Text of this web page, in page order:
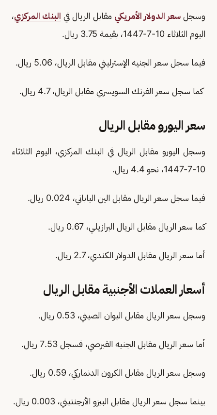
وسجلسعر الدولار الأمريكي مقابل الريال في البنك المركزي،
اليوم الثلاثاء 10-7-1447، بقيمة 3.75 ريال.
فيما سجل سعر الجنيه الإسترليني مقابل الريال، 5.06 ريال.
كما سجل سعر الفرنك السويسري مقابل الريال، 4.7 ريال.
سعر اليورو مقابل الريال
وسجل اليورو مقابل الريال في البنك المركزي، اليوم الثلاثاء
10-7-1447، نحو 4.4 ريال.
فيما سجل سعر الريال مقابل الين الياباني، 0.024 ريال.
كما سعر الريال مقابل الريال البرازيلي، 0.67 ريال.
أما سعر الريال مقابل الدولار الكندي، 2.7 ريال.
أسعار العملات الأجنبية مقابل الريال
وسجل سعر الريال مقابل اليوان الصيني، 0.53 ريال.
أما سعر الريال مقابل الجنيه القبرصي، فسجل 7.53 ريال.
وسجل سعر الريال مقابل الكرون الدنماركي، 0.59 ريال.
بينما سجل سعر الريال مقابل البيزو الأرجنتيني، 0.003 ريال.